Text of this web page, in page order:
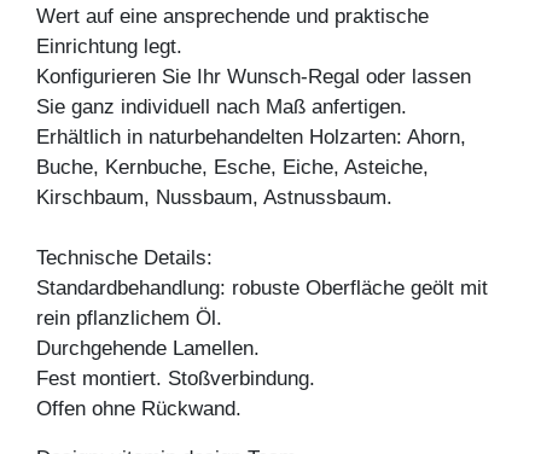
Wert auf eine ansprechende und praktische
Einrichtung legt.
Konfigurieren Sie Ihr Wunsch-Regal oder lassen
Sie ganz individuell nach Maß anfertigen.
Erhältlich in naturbehandelten Holzarten: Ahorn,
Buche, Kernbuche, Esche, Eiche, Asteiche,
Kirschbaum, Nussbaum, Astnussbaum.
Technische Details:
Standardbehandlung: robuste Oberfläche geölt mit
rein pflanzlichem Öl.
Durchgehende Lamellen.
Fest montiert. Stoßverbindung.
Offen ohne Rückwand.